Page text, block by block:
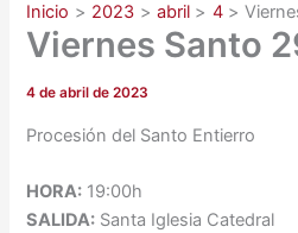
Inicio 2023 abril 4
Viernes Santo
4 de abril de 2023
Procesión del Santo Entierro
HORA: 19:00h
SALIDA: Santa Iglesia Catedral